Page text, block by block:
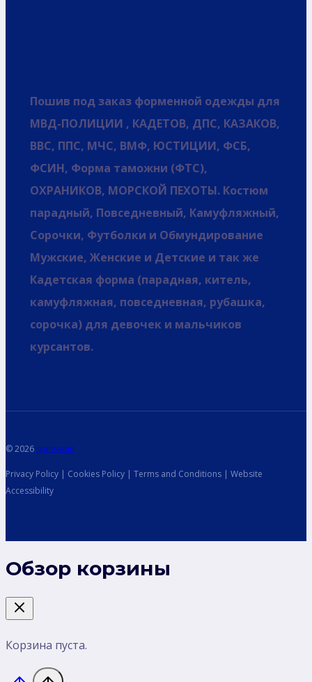
Пошив под заказ форменной одежды для
МВД-ПОЛИЦИИ , КАДЕТОВ, ДПС, КАЗАКОВ,
ВВС, ППС, МЧС, ВМФ, ЮСТИЦИИ, ФСБ,
ФСИН, Форма таможни (ФТС),
ОХРАНИКОВ, МОРСКОЙ ПЕХОТЫ. Костюм
парадный, Повседневный, Камуфляжный,
Сорочки, Футболки и Обмундирование
Мужские, Женские и Детские и так же
Кадетская форма (парадная, китель,
камуфляжная, повседневная, рубашка,
сорочка) для девочек и мальчиков
курсантов.
© 2026 spetsvoin
Privacy Policy | Cookies Policy | Terms and Conditions | Website
Accessibility
Обзор корзины
Корзина пуста.